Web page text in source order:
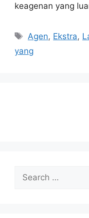
keagenan yang
Tags
Agen, Ekstra,
yang
for: